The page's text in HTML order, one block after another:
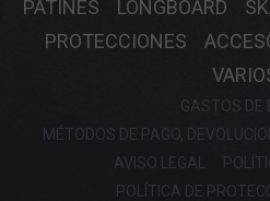
PATINES LONGBOARD
PROTECCIONES
GASTOS DE
MÉTODOS DE PAGO,
AVISO LEGAL
POLÍTICA DE